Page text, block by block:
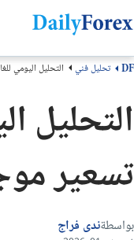
انواع شركات
أفضل شركات
منصات التداول
مقارنة شركات
بونص الفوركس
التحليل الفني
توقعات الفوركس
توقعات الذهب
عملات الفوركس
سوق الأسهم اليوم
سهم لوسيد LCID
سهم مصرف
سهم انفيديا NVDA
سهم تسلا TSLA
أفضل قنوات
كتب تداول مجانية
من نحن
كيف نكسب المال
لماذا تثق بنا؟
منهجيتنا
سياسة التحرير
DF تحليل فني التحليل اليومي
التحليل
تسعير
بواسطةندى فراج